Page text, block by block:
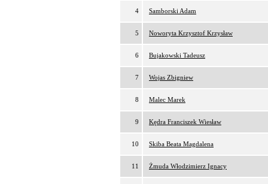
4 Samborski Adam
5 Noworyta Krzysztof Krzysław
6 Bujakowski Tadeusz
7 Wojas Zbigniew
8 Malec Marek
9 Kędra Franciszek Wiesław
10 Skiba Beata Magdalena
11 Żmuda Włodzimierz Ignacy